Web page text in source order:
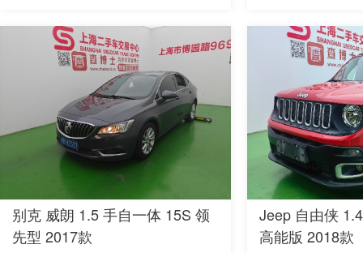
别克 威朗 1.5 手自一体 15S 领
先型 2017款
Jeep 自由侠
高能版 2018款